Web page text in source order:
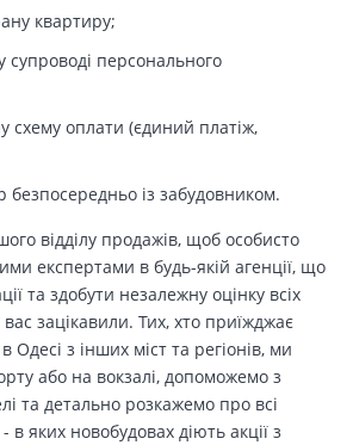
квартиру;
супроводі персонального
схему оплати (єдиний платіж,
безпосередньо із забудовником.
відділу продажів, щоб особисто
експертами в будь-якій агенції, що
та здобути незалежну оцінку всіх
вас зацікавили. Тих, хто приїжджає
Одесі з інших міст та регіонів, ми
або на вокзалі, допоможемо з
та детально розкажемо про всі
в яких новобудовах діють акції з